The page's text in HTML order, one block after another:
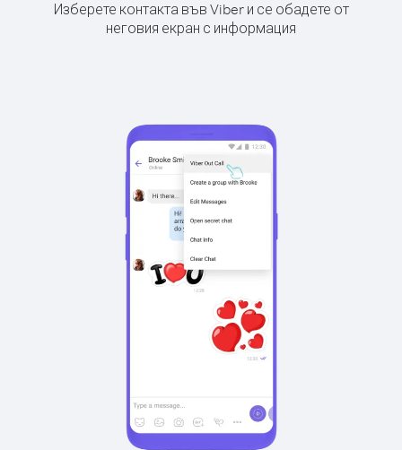
Изберете контакта във Viber и се обадете от
неговия екран с информация